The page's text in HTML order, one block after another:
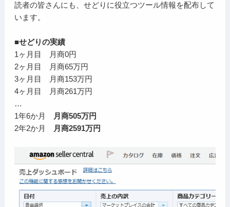
読者の皆さんにも、せどりに役立つツール情報を配布して
います。
■せどりの実績
1ヶ月目 月商0円
2ヶ月目 月商65万円
3ヶ月目 月商153万円
4ヶ月目 月商261万円
…
1年6か月
月商505万円
2年2か月
月商2591万円